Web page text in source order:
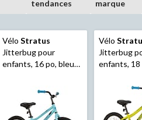
tendances marque
Vélo Stratus
Jitterbug pour
enfants, 16 po, bleu
Vélo
Jitterbug
enfants, 18